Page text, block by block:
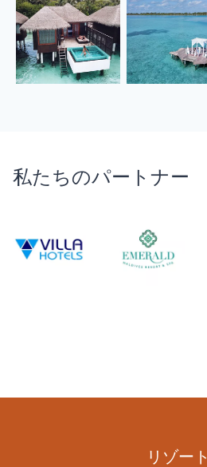
私たちのパートナー
リゾート